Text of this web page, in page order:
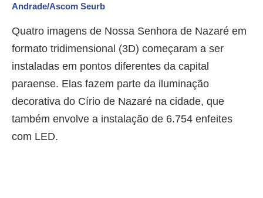
Andrade/Ascom Seurb
Quatro imagens de Nossa Senhora de Nazaré em
formato tridimensional (3D) começaram a ser
instaladas em pontos diferentes da capital
paraense. Elas fazem parte da iluminação
decorativa do Círio de Nazaré na cidade, que
também envolve a instalação de 6.754 enfeites
com LED.